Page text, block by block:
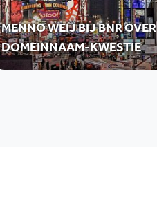
MENNO WEIJ BIJ BNR OVER
DOMEINNAAM-KWESTIE